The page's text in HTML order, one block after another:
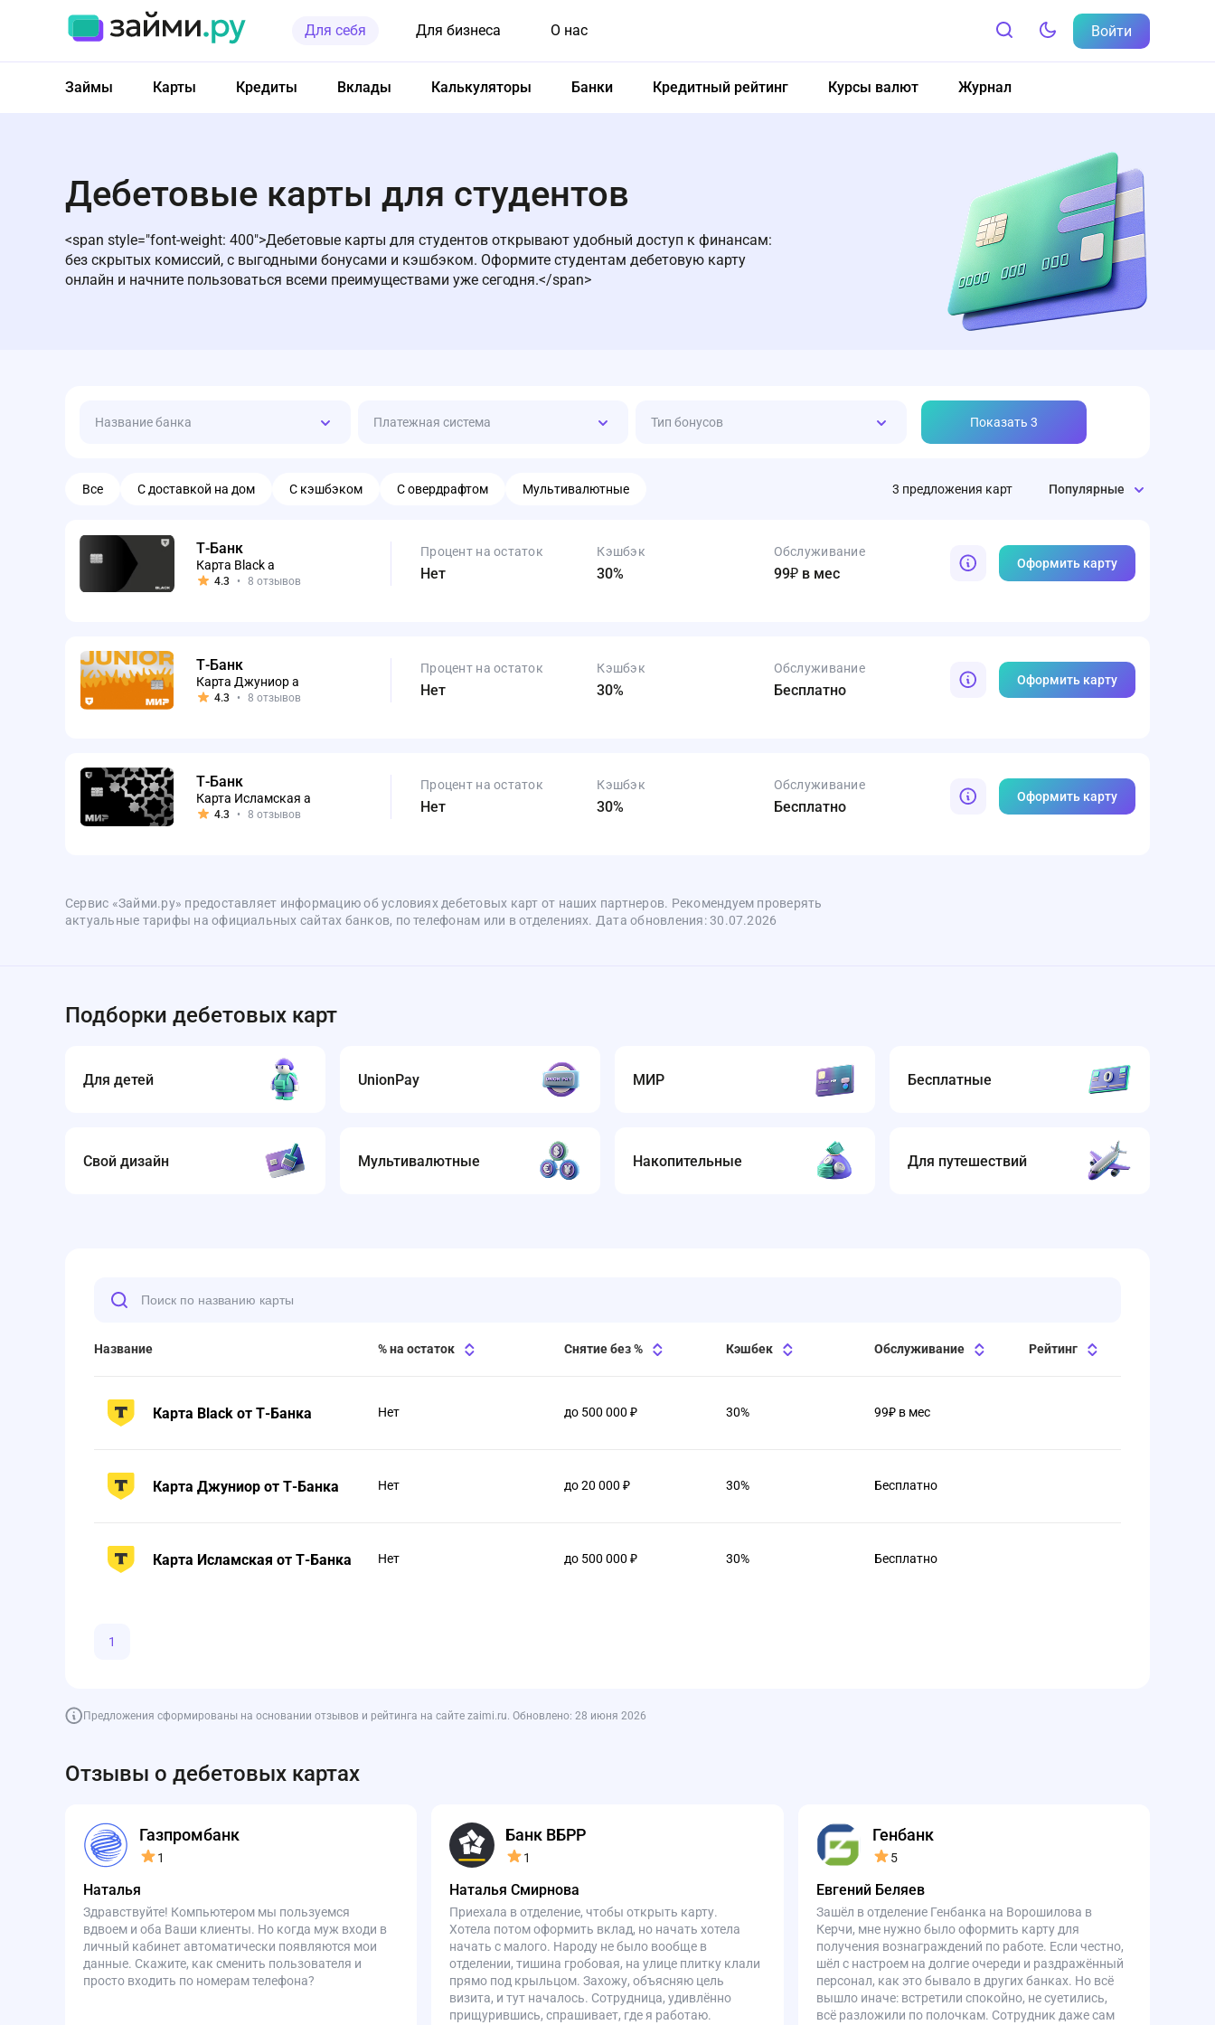
Для себя Для бизнеса О нас Войти
Займы Карты Кредиты Вклады Калькуляторы Банки Кредитный рейтинг Курсы валют Журнал
Дебетовые карты для студентов
<span style="font-weight: 400">Дебетовые карты для студентов открывают удобный доступ к финансам:
без скрытых комиссий, с выгодными бонусами и кэшбэком. Оформите студентам дебетовую карту
онлайн и начните пользоваться всеми преимуществами уже сегодня.</span>
Название банка Платежная система Тип бонусов Показать 3
Все С доставкой на дом С кэшбэком С овердрафтом Мультивалютные 3 предложения карт Популярные
Т-Банк
Карта Black а
4.3 • 8 отзывов
Процент на остаток
Нет
Кэшбэк
30%
Обслуживание
99₽ в мес
Оформить карту
Т-Банк
Карта Джуниор а
4.3 • 8 отзывов
Процент на остаток
Нет
Кэшбэк
30%
Обслуживание
Бесплатно
Оформить карту
Т-Банк
Карта Исламская а
4.3 • 8 отзывов
Процент на остаток
Нет
Кэшбэк
30%
Обслуживание
Бесплатно
Оформить карту
Сервис «Займи.ру» предоставляет информацию об условиях дебетовых карт от наших партнеров. Рекомендуем проверять
актуальные тарифы на официальных сайтах банков, по телефонам или в отделениях. Дата обновления: 30.07.2026
Подборки дебетовых карт
Для детей UnionPay МИР Бесплатные
Свой дизайн Мультивалютные Накопительные Для путешествий
Название % на остаток Снятие без % Кэшбек Обслуживание Рейтинг
Карта Black от Т-Банка Нет до 500 000 ₽ 30% 99₽ в мес
Карта Джуниор от Т-Банка Нет до 20 000 ₽ 30% Бесплатно
Карта Исламская от Т-Банка Нет до 500 000 ₽ 30% Бесплатно
1
Предложения сформированы на основании отзывов и рейтинга на сайте zaimi.ru. Обновлено: 28 июня 2026
Отзывы о дебетовых картах
Газпромбанк
1
Наталья
Здравствуйте! Компьютером мы пользуемся
вдвоем и оба Ваши клиенты. Но когда муж входи в
личный кабинет автоматически появляются мои
данные. Скажите, как сменить пользователя и
просто входить по номерам телефона?
Банк ВБРР
1
Наталья Смирнова
Приехала в отделение, чтобы открыть карту.
Хотела потом оформить вклад, но начать хотела
начать с малого. Народу не было вообще в
отделении, тишина гробовая, на улице плитку клали
прямо под крыльцом. Захожу, объясняю цель
визита, и тут началось. Сотрудница, удивлённо
прищурившись, спрашивает, где я работаю.
Генбанк
5
Евгений Беляев
Зашёл в отделение Генбанка на Ворошилова в
Керчи, мне нужно было оформить карту для
получения вознаграждений по работе. Если честно,
шёл с настроем на долгие очереди и раздражённый
персонал, как это бывало в других банках. Но всё
вышло иначе: встретили спокойно, не суетились,
всё разложили по полочкам. Сотрудник даже сам